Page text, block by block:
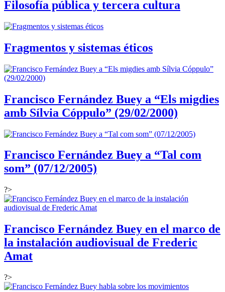
Filosofía pública y tercera cultura
Fragmentos y sistemas éticos
Francisco Fernández Buey a “Els migdies
amb Sílvia Cóppulo” (29/02/2000)
Francisco Fernández Buey a “Tal com
som” (07/12/2005)
?>
Francisco Fernández Buey en el marco de
la instalación audiovisual de Frederic
Amat
?>